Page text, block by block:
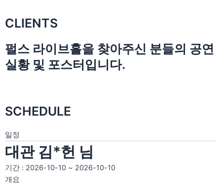
CLIENTS
펄스 라이브홀을 찾아주신 분들의 공연
실황 및 포스터입니다.
SCHEDULE
일정
대관 김*헌 님
기간 : 2026-10-10 ~ 2026-10-10
개요